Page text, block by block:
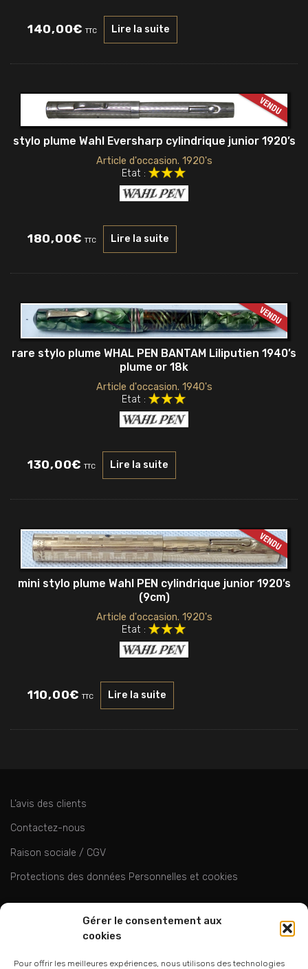
Gérer le consentement aux
cookies
Pour offrir les meilleures expériences, nous utilisons des technologies
140,00€ TTC Lire la suite
stylo plume Wahl Eversharp cylindrique junior 1920’s
Article d'occasion. 1920's
Etat :
180,00€ TTC Lire la suite
rare stylo plume WHAL PEN BANTAM Liliputien 1940’s
plume or 18k
Article d'occasion. 1940's
Etat :
130,00€ TTC Lire la suite
mini stylo plume Wahl PEN cylindrique junior 1920’s
(9cm)
Article d'occasion. 1920's
Etat :
110,00€ TTC Lire la suite
L’avis des clients
Contactez-nous
Raison sociale / CGV
Protections des données Personnelles et cookies